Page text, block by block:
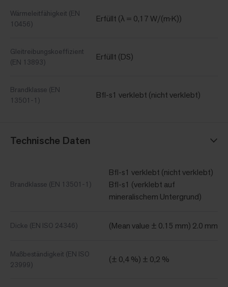
Wärmeleitfähigkeit (EN
10456)
Erfüllt (λ = 0,17 W/(m·K))
Gleitreibungskoeffizient
(EN 13893)
Erfüllt (DS)
Brandklasse (EN
13501-1)
Bfl-s1 verklebt (nicht verklebt)
Technische Daten
Brandklasse (EN 13501-1)
Bfl-s1 verklebt (nicht verklebt)
Bfl-s1 (verklebt auf
mineralischem Untergrund)
Dicke (EN ISO 24346) (Mean value ± 0.15 mm) 2.0 mm
Maßbeständigkeit (EN ISO
23999)
(± 0,4 %) ± 0,2 %